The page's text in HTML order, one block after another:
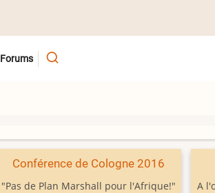
Forums
Conférence de Cologne 2016
"Pas de Plan Marshall pour l'Afrique!" A